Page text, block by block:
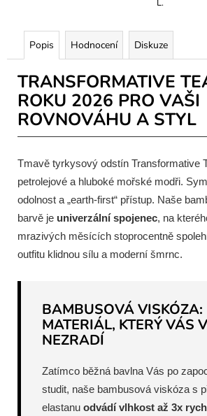
L.
Popis Hodnocení Diskuze
TRANSFORMATIVE
ROKU 2026 PRO VAŠI
ROVNOVÁHU A STYL
Tmavě tyrkysový odstín Transformative
petrolejové a hluboké mořské modři.
odolnost a „earth-first“ přístup. Naše
barvě je univerzální spojenec, na
mrazivých měsících stoprocentně
outfitu klidnou sílu a moderní šmrnc.
BAMBUSOVÁ VISKÓZA:
MATERIÁL, KTERÝ VÁS
NEZRADÍ
Zatímco běžná bavlna Vás po
studit, naše bambusová viskóza s
elastanu odvádí vlhkost až 3x